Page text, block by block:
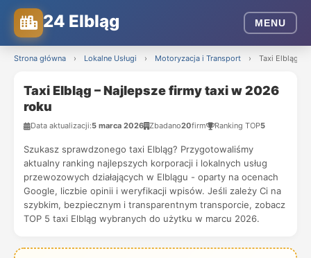
24 Elbląg MENU
Strona główna › Lokalne Usługi › Motoryzacja i Transport › Taxi Elbląg –
Taxi Elbląg – Najlepsze firmy taxi w 2026
roku
Data aktualizacji:5 marca 2026 Zbadano20firm Ranking TOP5
Szukasz sprawdzonego taxi Elbląg? Przygotowaliśmy
aktualny ranking najlepszych korporacji i lokalnych usług
przewozowych działających w Elblągu - oparty na ocenach
Google, liczbie opinii i weryfikacji wpisów. Jeśli zależy Ci na
szybkim, bezpiecznym i transparentnym transporcie, zobacz
TOP 5 taxi Elbląg wybranych do użytku w marcu 2026.